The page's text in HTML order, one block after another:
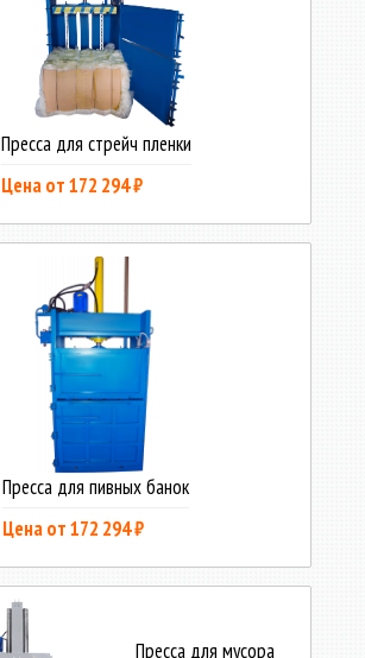
Пресса для стрейч пленки
Цена от 172 294 ₽
Пресса для пивных банок
Цена от 172 294 ₽
Пресса для мусора